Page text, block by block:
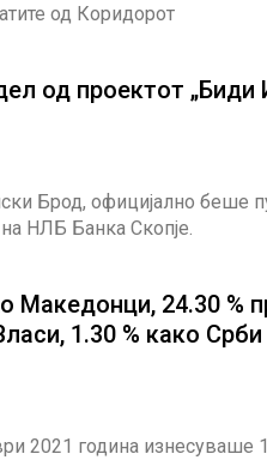
од Коридорот
од проектот „Биди
Брод, официјално беше
НЛБ Банка Скопје.
Македонци, 24.30 %
1.30 % како Срби
2021 година изнесуваше